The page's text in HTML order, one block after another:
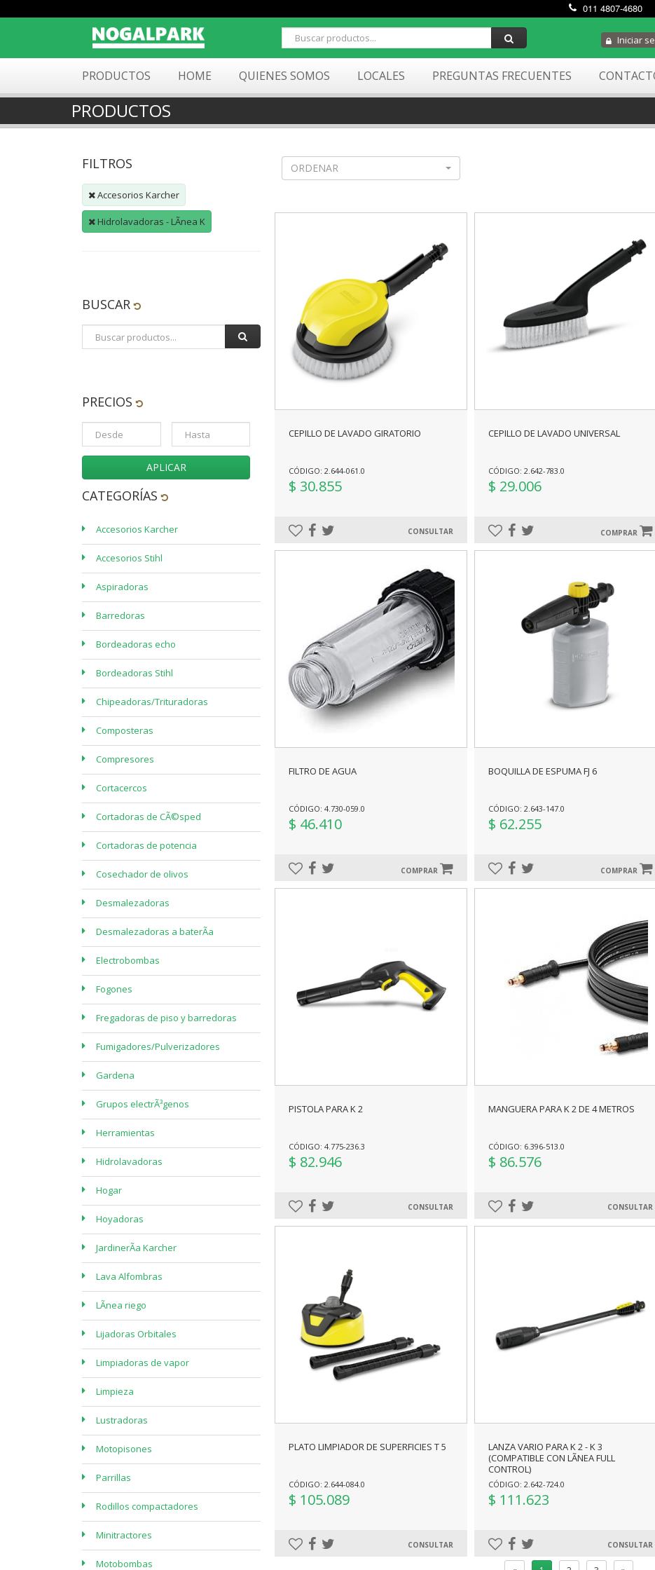
011 4807-4680
Iniciar
PRODUCTOS HOME QUIENES SOMOS LOCALES PREGUNTAS FRECUENTES
PRODUCTOS
FILTROS
Accesorios Karcher
Hidrolavadoras - LÃ­nea K
BUSCAR
PRECIOS
APLICAR
CATEGORÍAS
Accesorios Karcher
Accesorios Stihl
Aspiradoras
Barredoras
Bordeadoras echo
Bordeadoras Stihl
Chipeadoras/Trituradoras
Composteras
Compresores
Cortacercos
Cortadoras de CÃ©sped
Cortadoras de potencia
Cosechador de olivos
Desmalezadoras
Desmalezadoras a baterÃ­a
Electrobombas
Fogones
Fregadoras de piso y barredoras
Fumigadores/Pulverizadores
Gardena
Grupos electrÃ³genos
Herramientas
Hidrolavadoras
Hogar
Hoyadoras
JardinerÃ­a Karcher
Lava Alfombras
LÃ­nea riego
Lijadoras Orbitales
Limpiadoras de vapor
Limpieza
Lustradoras
Motopisones
Parrillas
Rodillos compactadores
Minitractores
Motobombas
ORDENAR
CEPILLO DE LAVADO GIRATORIO
CÓDIGO: 2.644-061.0
$ 30.855
CONSULTAR
CEPILLO DE LAVADO UNIVERSAL
CÓDIGO: 2.642-783.0
$ 29.006
COMPRAR
FILTRO DE AGUA
CÓDIGO: 4.730-059.0
$ 46.410
COMPRAR
BOQUILLA DE ESPUMA FJ 6
CÓDIGO: 2.643-147.0
$ 62.255
COMPRAR
PISTOLA PARA K 2
CÓDIGO: 4.775-236.3
$ 82.946
CONSULTAR
MANGUERA PARA K 2 DE 4 METROS
CÓDIGO: 6.396-513.0
$ 86.576
CONSULTAR
PLATO LIMPIADOR DE SUPERFICIES T 5
CÓDIGO: 2.644-084.0
$ 105.089
CONSULTAR
LANZA VARIO PARA K 2 - K 3
(COMPATIBLE CON LÃ­NEA FULL
CONTROL)
CÓDIGO: 2.642-724.0
$ 111.623
CONSULTAR